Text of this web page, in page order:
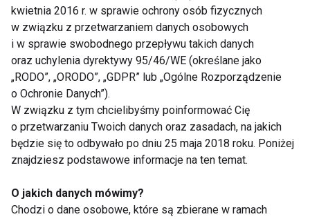
dodaje ekspertka.
Rozszerzanie diety i menu juniora –
święta okazją do poznawania nowych
smaków
Podstawą diety niemowlęcia do przez pierwszy rok
życia jest mleko mamy lub mleko modyfikowane.
Wprowadzanie produktów uzupełniających
rekomenduje się rozpocząć (przy jednoczesnym
karmieniu piersią lub mlekiem modyfikowanym)
pomiędzy 17., a 26. tygodniem życia dziecka.
kwietnia 2016 r. w sprawie ochrony osób fizycznych
w związku z przetwarzaniem danych osobowych
i w sprawie swobodnego przepływu takich danych
oraz uchylenia dyrektywy 95/46/WE (określane jako
„RODO”, „ORODO”, „GDPR” lub „Ogólne Rozporządzenie
o Ochronie Danych”).
W związku z tym chcielibyśmy poinformować Cię
o przetwarzaniu Twoich danych oraz zasadach, na jakich
będzie się to odbywało po dniu 25 maja 2018 roku. Poniżej
znajdziesz podstawowe informacje na ten temat.
O jakich danych mówimy?
Chodzi o dane osobowe, które są zbierane w ramach